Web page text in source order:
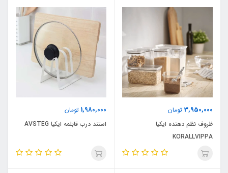
3,950,000 تومان
ظروف نظم دهنده ایکیا
KORALLVIPPA
1,980,000 تومان
استند درب قابلمه ایکیا AVSTEG